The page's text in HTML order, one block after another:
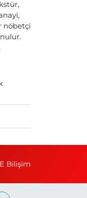
nöbetçi
Bilişim